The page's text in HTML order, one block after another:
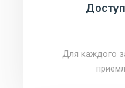
Для каждого